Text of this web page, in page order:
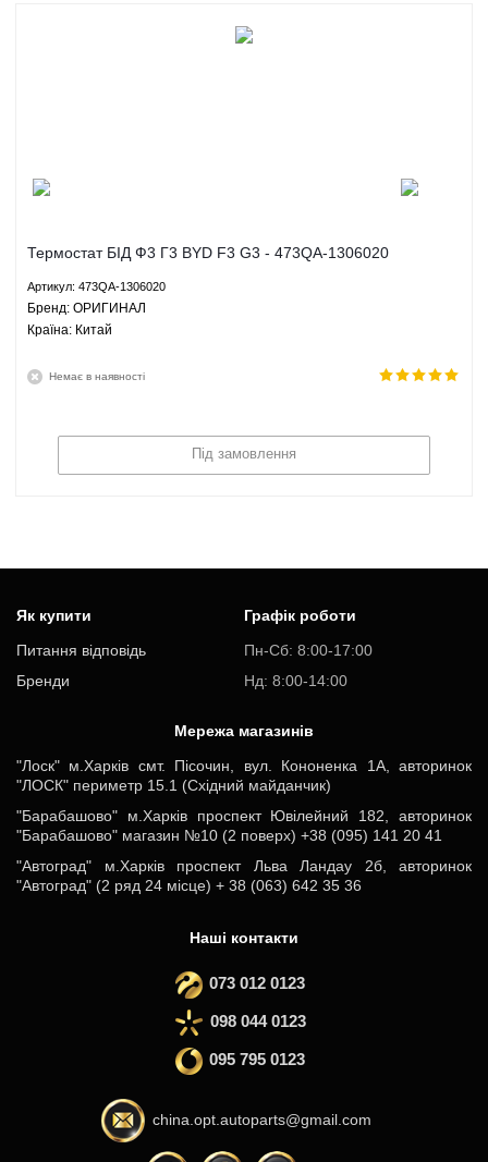
Термостат БІД Ф3 Г3 BYD F3 G3 - 473QA-1306020
Артикул: 473QA-1306020
Брeнд: ОРИГИНАЛ
Країна: Китай
Немає в наявності
Під замовлення
Як купити
Питання відповідь
Бренди
Графік роботи
Пн-Cб: 8:00-17:00
Нд: 8:00-14:00
Мережа магазинів
"Лоск" м.Харків смт. Пісочин, вул. Кононенка 1А, авторинок
"ЛОСК" периметр 15.1 (Східний майданчик)
"Барабашово" м.Харків проспект Ювілейний 182, авторинок
"Барабашово" магазин №10 (2 поверх) +38 (095) 141 20 41
"Автоград" м.Харків проспект Льва Ландау 2б, авторинок
"Автоград" (2 ряд 24 місце) + 38 (063) 642 35 36
Наші контакти
073 012 0123
098 044 0123
095 795 0123
china.opt.autoparts@gmail.com